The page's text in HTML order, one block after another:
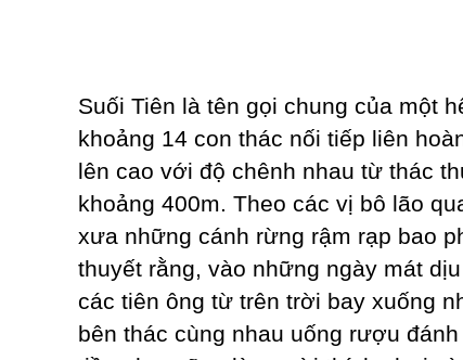
Suối Tiên là tên gọi chung của một
khoảng 14 con thác nối tiếp liên
lên cao với độ chênh nhau từ thác
khoảng 400m. Theo các vị bô lão
xưa những cánh rừng rậm rạp bao
thuyết rằng, vào những ngày mát
các tiên ông từ trên trời bay xuống
bên thác cùng nhau uống rượu